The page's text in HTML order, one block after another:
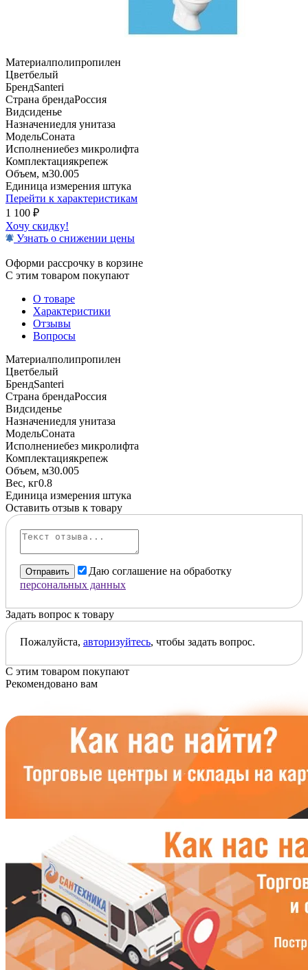
Материалполипропилен
Цветбелый
БрендSanteri
Страна брендаРоссия
Видсиденье
Назначениедля унитаза
МодельСоната
Исполнениебез микролифта
Комплектациякрепеж
Объем, м30.005
Единица измерения штука
Перейти к характеристикам
1 100 ₽
Хочу скидку!
Узнать о снижении цены
Оформи рассрочку в корзине
С этим товаром покупают
О товаре
Характеристики
Отзывы
Вопросы
Материалполипропилен
Цветбелый
БрендSanteri
Страна брендаРоссия
Видсиденье
Назначениедля унитаза
МодельСоната
Исполнениебез микролифта
Комплектациякрепеж
Объем, м30.005
Вес, кг0.8
Единица измерения штука
Оставить отзыв к товару
Отправить
Даю соглашение на обработку
персональных данных
Задать вопрос к товару
Пожалуйста, авторизуйтесь, чтобы задать вопрос.
С этим товаром покупают
Рекомендовано вам